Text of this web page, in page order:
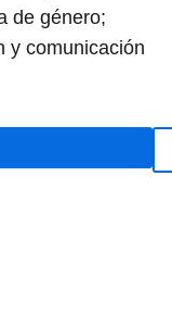
de género;
y comunicación